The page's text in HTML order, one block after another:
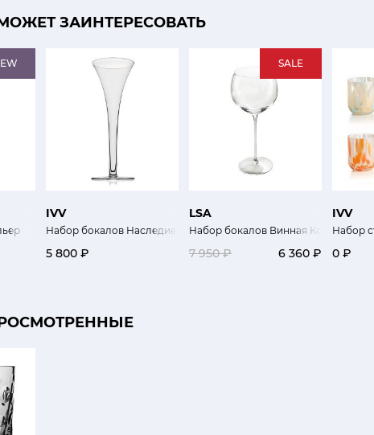
ЗАИНТЕРЕСОВАТЬ
IVV
Набор бокалов Наследие 2 шт
5 800 ₽
SALE
LSA
Набор бокалов Винная Коллекция
7 950 ₽ 6 360 ₽
IVV
Набор
0 ₽